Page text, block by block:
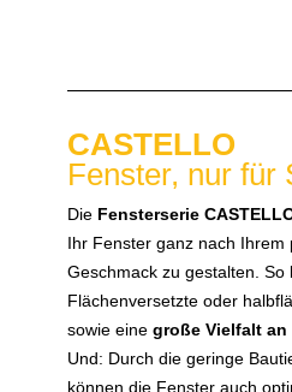
CASTELLO
Fenster, nur für
Die Fensterserie
Ihr Fenster ganz nach Ihrem
Geschmack zu gestalten. So
Flächenversetzte oder
sowie eine große Vielfalt an
Und: Durch die geringe
können die Fenster auch